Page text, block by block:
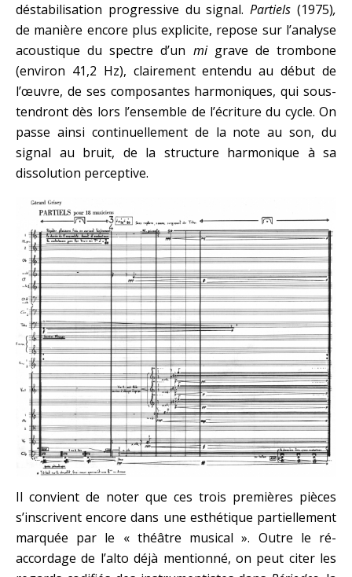
déstabilisation progressive du signal.Partiels(1975),
de manière encore plus explicite, repose sur l’analyse
acoustique du spectre d’un migrave de trombone
(environ 41,2 Hz), clairement entendu au début de
l’œuvre, de ses composantes harmoniques, qui sous-
tendront dès lors l’ensemble de l’écriture du cycle. On
passe ainsi continuellement de la note au son, du
signal au bruit, de la structure harmonique à sa
dissolution perceptive.
Il convient de noter que ces trois premières pièces
s’inscrivent encore dans une esthétique partiellement
marquée par le « théâtre musical ». Outre le ré-
accordage de l’alto déjà mentionné, on peut citer les